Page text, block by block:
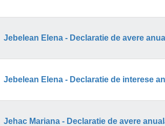
Jebelean Elena - Declaratie de avere
Jebelean Elena - Declaratie de interese
Jehac Mariana - Declaratie de avere